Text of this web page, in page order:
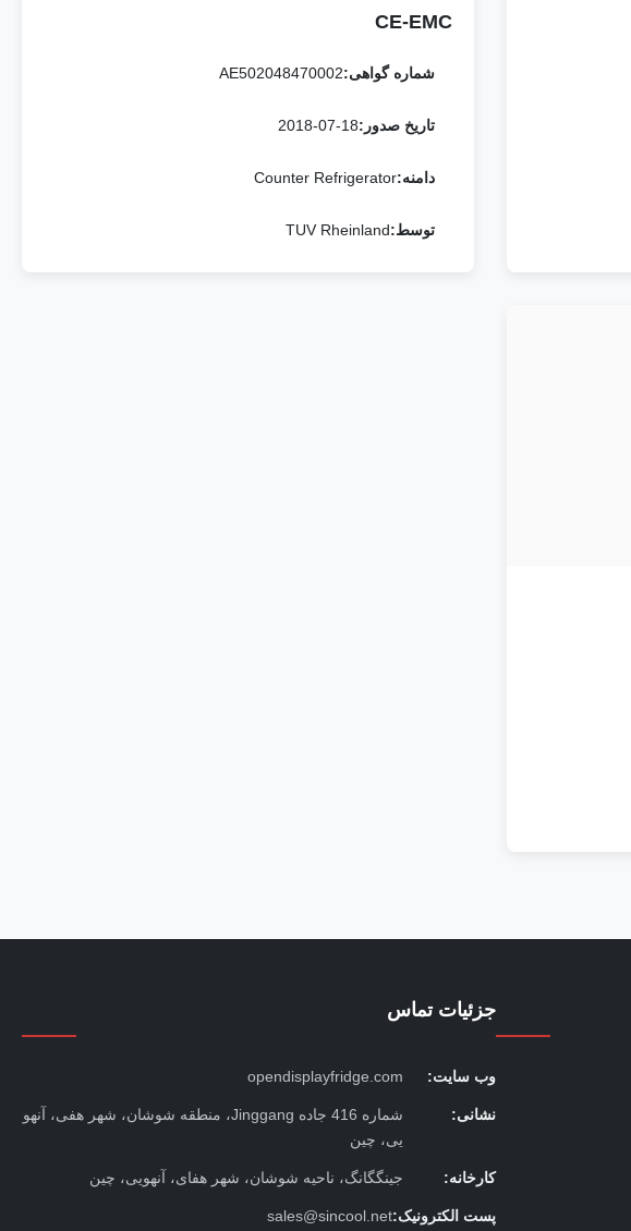
CE-EMC
شماره گواهی:AE502048470002
تاریخ صدور:2018-07-18
دامنه:Counter Refrigerator
توسط:TUV Rheinland
جزئیات تماس
وب سایت: opendisplayfridge.com
نشانی:
شماره 416 جاده Jinggang، منطقه شوشان، شهر هفی، آنهو
یی، چین
کارخانه: جینگگانگ، ناحیه شوشان، شهر هفای، آنهویی، چین
پست الکترونیک:sales@sincool.net